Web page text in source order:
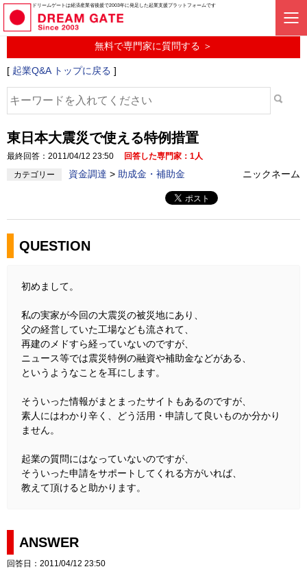
ドリームゲートは経済産業省後援で2003年に発足した起業支援プラットフォームです
起業に関するみんなの質問投稿サービス
起業Q&A
無料で専門家に質問する ＞
[ 起業Q&A トップに戻る ]
東日本大震災で使える特例措置
最終回答：2011/04/12 23:50
回答した専門家：1人
カテゴリー
資金調達 > 助成金・補助金 ニックネーム
QUESTION
初めまして。
私の実家が今回の大震災の被災地にあり、
父の経営していた工場なども流されて、
再建のメドすら経っていないのですが、
ニュース等では震災特例の融資や補助金などがある、
というようなことを耳にします。
そういった情報がまとまったサイトもあるのですが、
素人にはわかり辛く、どう活用・申請して良いものか分かり
ません。
起業の質問にはなっていないのですが、
そういった申請をサポートしてくれる方がいれば、
教えて頂けると助かります。
ANSWER
回答日：2011/04/12 23:50